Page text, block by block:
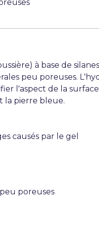
à base de
peu poreuses.
l'aspect de la
la pierre bleue.
causés par le gel
poreuses